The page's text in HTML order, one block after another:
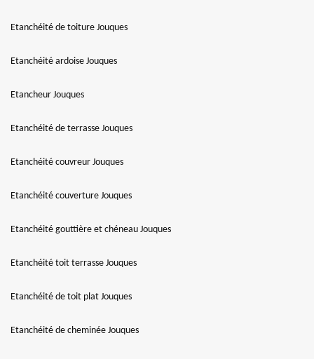
Etanchéité de toiture Jouques
Etanchéité ardoise Jouques
Etancheur Jouques
Etanchéité de terrasse Jouques
Etanchéité couvreur Jouques
Etanchéité couverture Jouques
Etanchéité gouttière et chéneau Jouques
Etanchéité toit terrasse Jouques
Etanchéité de toit plat Jouques
Etanchéité de cheminée Jouques